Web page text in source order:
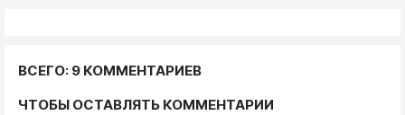
ВСЕГО: 9 КОММЕНТАРИЕВ
ЧТОБЫ ОСТАВЛЯТЬ КОММЕНТАРИИ